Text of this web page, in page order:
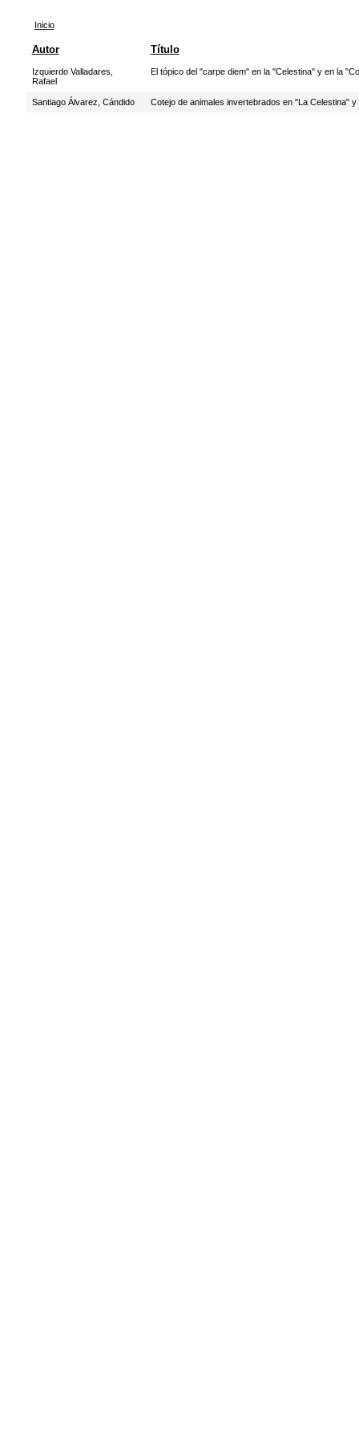
Inicio
Autor Título
Izquierdo Valladares,
Rafael
El tópico del "carpe diem" en la "Celestina" y en la
Santiago Álvarez, Cándido Cotejo de animales invertebrados en "La Celestina"